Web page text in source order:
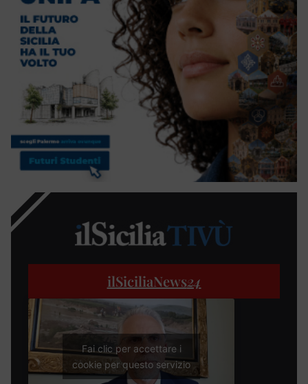
ilSiciliaNews24
Fai clic per accettare i
cookie per questo servizio